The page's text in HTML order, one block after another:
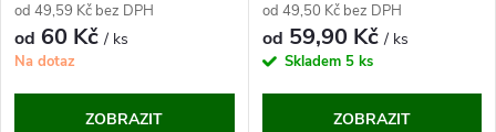
od 49,59 Kč bez DPH
od 60 Kč/ ks
Na dotaz
ZOBRAZIT
od 49,50 Kč bez DPH
od 59,90 Kč/ ks
Skladem 5 ks
ZOBRAZIT